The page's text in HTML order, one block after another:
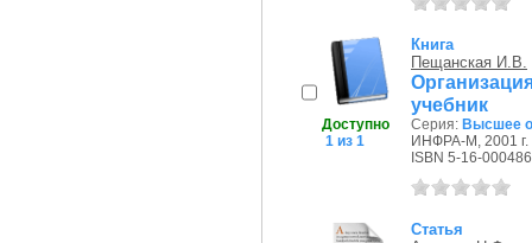
Доступно
1 из 1
Книга
Пещанская И.В.
учебник
Серия: Высшее
ИНФРА-М, 2001 г.
ISBN 5-16-
Статья